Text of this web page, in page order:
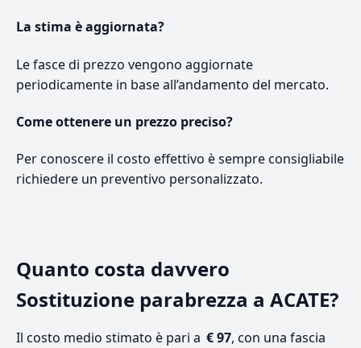
La stima è aggiornata?
Le fasce di prezzo vengono aggiornate
periodicamente in base all’andamento del mercato.
Come ottenere un prezzo preciso?
Per conoscere il costo effettivo è sempre consigliabile
richiedere un preventivo personalizzato.
Quanto costa davvero
Sostituzione parabrezza a ACATE?
Il costo medio stimato è pari a € 97, con una fascia